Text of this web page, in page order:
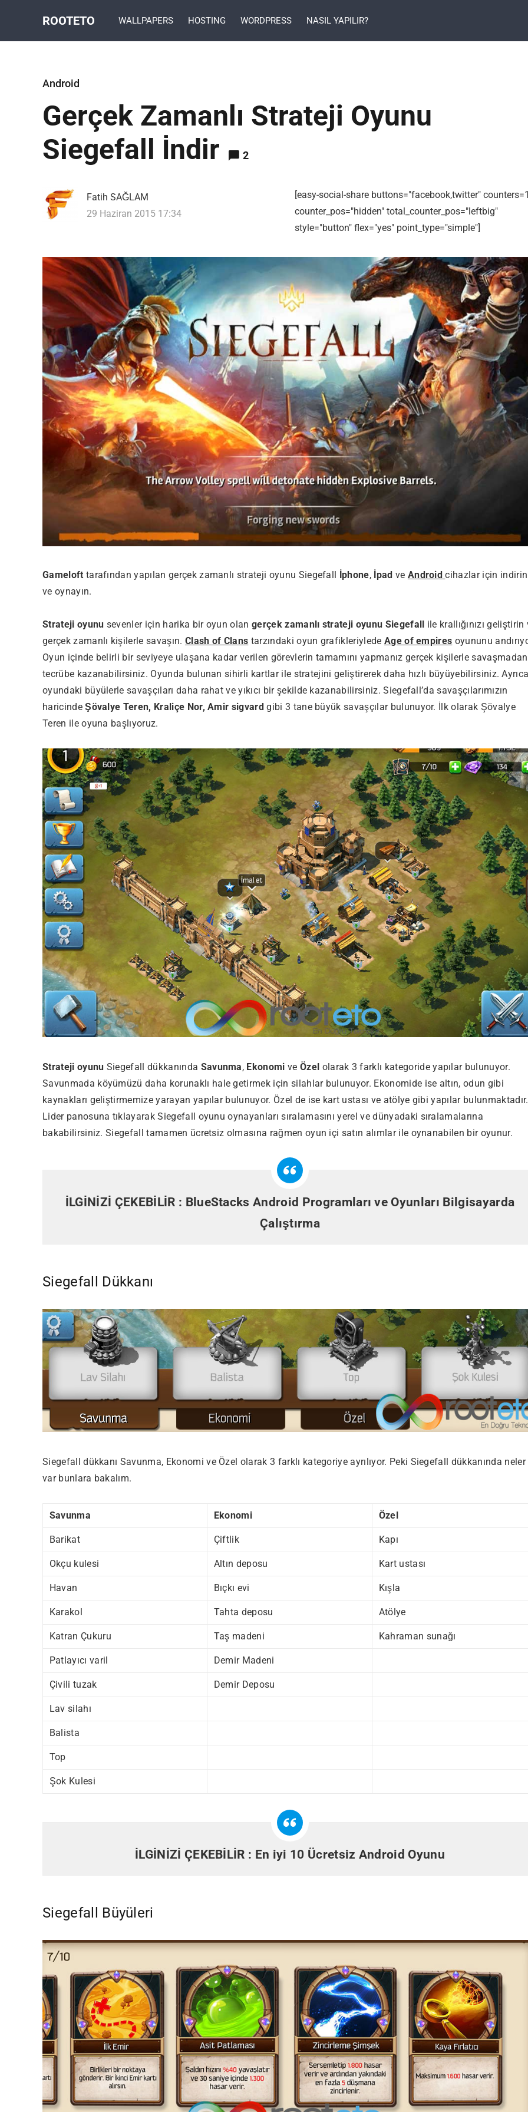
ROOTETO WALLPAPERS HOSTING WORDPRESS NASIL YAPILIR?
Android
Gerçek Zamanlı Strateji Oyunu
Siegefall İndir
2
Fatih SAĞLAM
29 Haziran 2015 17:34
[easy-social-share buttons="facebook,twitter"
counter_pos="hidden" total_counter_pos="leftbig"
style="button" flex="yes" point_type="simple"]
Gameloft tarafından yapılan gerçek zamanlı strateji oyunu Siegefall İphone, İpad ve Android cihazlar için indirin
ve oynayın.
Strateji oyunu sevenler için harika bir oyun olangerçek zamanlı strateji oyunu Siegefall ile krallığınızı geliştirin
gerçek zamanlı kişilerle savaşın. Clash of Clans tarzındaki oyun grafikleriylede Age of empires oyununu
Oyun içinde belirli bir seviyeye ulaşana kadar verilen görevlerin tamamını yapmanız gerçek kişilerle savaşmadan
tecrübe kazanabilirsiniz. Oyunda bulunan sihirli kartlar ile stratejini geliştirerek daha hızlı büyüyebilirsiniz.
oyundaki büyülerle savaşçıları daha rahat ve yıkıcı bir şekilde kazanabilirsiniz. Siegefall’da savaşçılarımızın
haricindeŞövalye Teren, Kraliçe Nor, Amir sigvard gibi 3 tane büyük savaşçılar bulunuyor. İlk olarak Şövalye
Teren ile oyuna başlıyoruz.
Strateji oyunu Siegefall dükkanında Savunma, Ekonomi ve Özel olarak 3 farklı kategoride yapılar bulunuyor.
Savunmada köyümüzü daha korunaklı hale getirmek için silahlar bulunuyor. Ekonomide ise altın, odun gibi
kaynakları geliştirmemize yarayan yapılar bulunuyor. Özel de ise kart ustası ve atölye gibi yapılar bulunmaktadır.
Lider panosuna tıklayarak Siegefall oyunu oynayanları sıralamasını yerel ve dünyadaki sıralamalarına
bakabilirsiniz. Siegefall tamamen ücretsiz olmasına rağmen oyun içi satın alımlar ile oynanabilen bir oyunur.
İLGİNİZİ ÇEKEBİLİR : BlueStacks Android Programları ve Oyunları Bilgisayarda
Çalıştırma
Siegefall Dükkanı
Siegefall dükkanı Savunma, Ekonomi ve Özel olarak 3 farklı kategoriye ayrılıyor. Peki Siegefall dükkanında neler
var bunlara bakalım.
Savunma Ekonomi Özel
Barikat Çiftlik Kapı
Okçu kulesi Altın deposu Kart ustası
Havan Bıçkı evi Kışla
Karakol Tahta deposu Atölye
Katran Çukuru Taş madeni Kahraman sunağı
Patlayıcı varil Demir Madeni
Çivili tuzak Demir Deposu
Lav silahı
Balista
Top
Şok Kulesi
İLGİNİZİ ÇEKEBİLİR : En iyi 10 Ücretsiz Android Oyunu
Siegefall Büyüleri
Editor Picks
1 En ilginç Zaman tüneli Kapakları